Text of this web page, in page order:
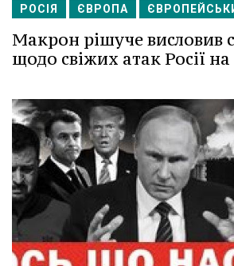
РОСІЯ ЄВРОПА
Макрон рішуче висловив
щодо свіжих атак Росії на